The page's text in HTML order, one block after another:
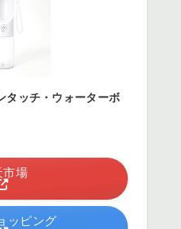
タッチ・ウォーターボ
市場
ッピング